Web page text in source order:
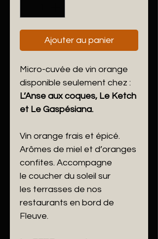
Ajouter au panier
Micro-cuvée de vin orange
disponible seulement chez :
L’Anse aux coques, Le Ketch
et Le Gaspésiana.
Vin orange frais et épicé.
Arômes de miel et d’oranges
confites. Accompagne
le coucher du soleil sur
les terrasses de nos
restaurants en bord de
Fleuve.